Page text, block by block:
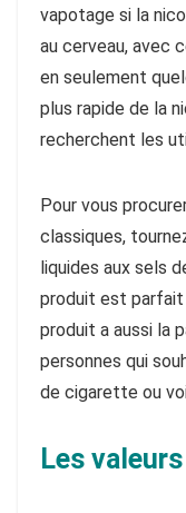
vapotage si la
au cerveau, avec
en seulement
plus rapide de la
recherchent les
Pour vous
classiques,
liquides aux sels
produit est parfait
produit a aussi la
personnes qui
de cigarette ou
Les